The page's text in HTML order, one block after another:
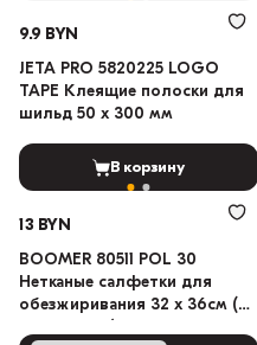
9.9 BYN
JETA PRO 5820225 LOGO
TAPE Клеящие полоски для
шильд 50 x 300 мм
В корзину
13 BYN
BOOMER 80511 POL 30
Нетканые салфетки для
обезжиривания 32 х 36см (30